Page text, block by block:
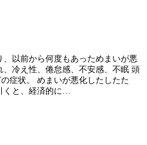
、以前から何度もあっためまいが悪
冷え性、倦怠感、不安感、不眠 頭
症状。 めまいが悪化したしたた
くと、経済的に…